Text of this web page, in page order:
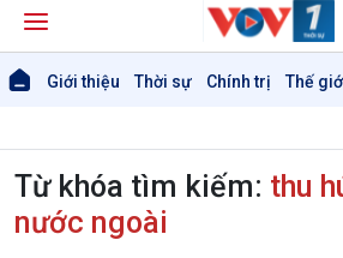
Giới thiệu Thời sự Chính trị Thế
Từ khóa tìm kiếm: thu
nước ngoài